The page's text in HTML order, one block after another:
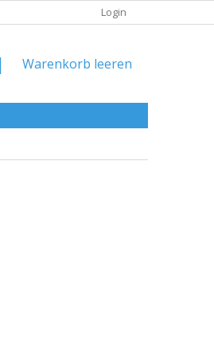
Login
WARENKORB
Warenkorb leeren